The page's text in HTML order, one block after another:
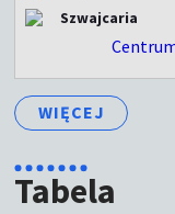
Szwajcaria
WIĘCEJ
Tabela